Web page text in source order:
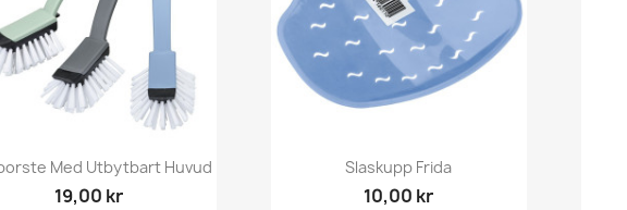
Snabbvy
Med Utbytbart Huvud
19,00 kr
Snabbvy
Slaskupp Frida
10,00 kr